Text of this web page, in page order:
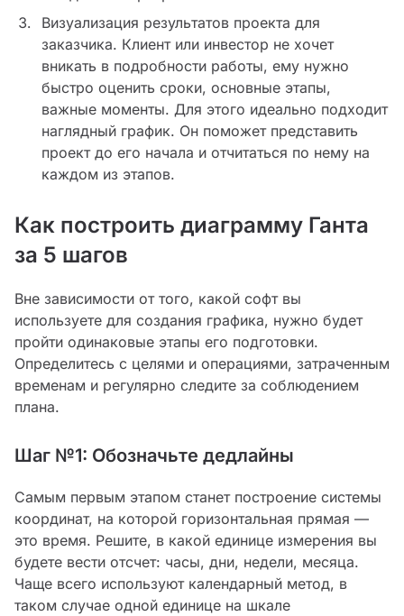
Визуализация результатов проекта для
заказчика. Клиент или инвестор не хочет
вникать в подробности работы, ему нужно
быстро оценить сроки, основные этапы,
важные моменты. Для этого идеально подходит
наглядный график. Он поможет представить
проект до его начала и отчитаться по нему на
каждом из этапов.
Как построить диаграмму Ганта
за 5 шагов
Вне зависимости от того, какой софт вы
используете для создания графика, нужно будет
пройти одинаковые этапы его подготовки.
Определитесь с целями и операциями, затраченным
временам и регулярно следите за соблюдением
плана.
Шаг №1: Обозначьте дедлайны
Самым первым этапом станет построение системы
координат, на которой горизонтальная прямая —
это время. Решите, в какой единице измерения вы
будете вести отсчет: часы, дни, недели, месяца.
Чаще всего используют календарный метод, в
таком случае одной единице на шкале